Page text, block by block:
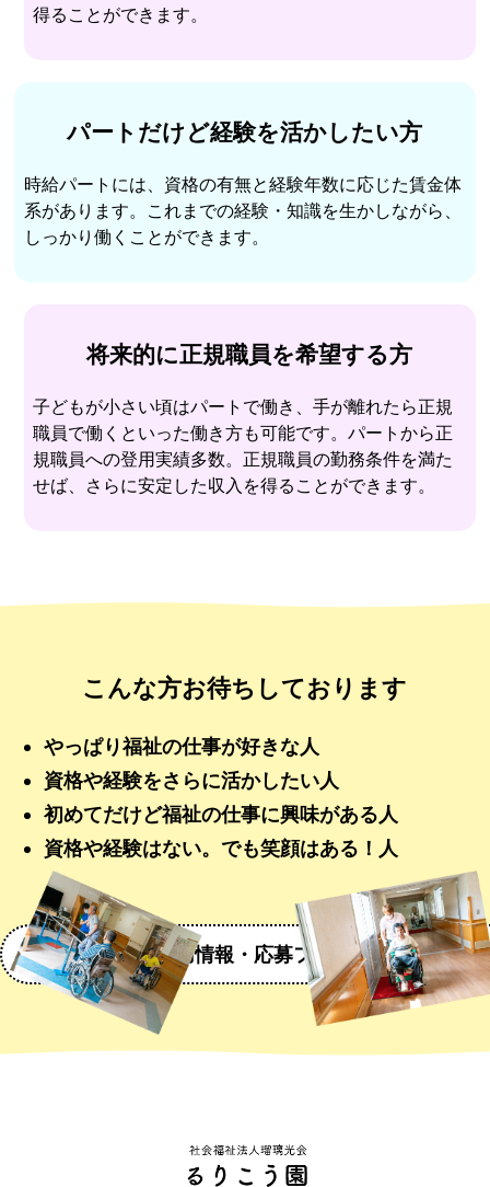
得ることができます。
パートだけど経験を活かしたい方
時給パートには、資格の有無と経験年数に応じた賃金体
系があります。これまでの経験・知識を生かしながら、
しっかり働くことができます。
将来的に正規職員を希望する方
子どもが小さい頃はパートで働き、手が離れたら正規
職員で働くといった働き方も可能です。パートから正
規職員への登用実績多数。正規職員の勤務条件を満た
せば、さらに安定した収入を得ることができます。
こんな方お待ちしております
やっぱり福祉の仕事が好きな人
資格や経験をさらに活かしたい人
初めてだけど福祉の仕事に興味がある人
資格や経験はない。でも笑顔はある！人
採用情報・応募フォームへ